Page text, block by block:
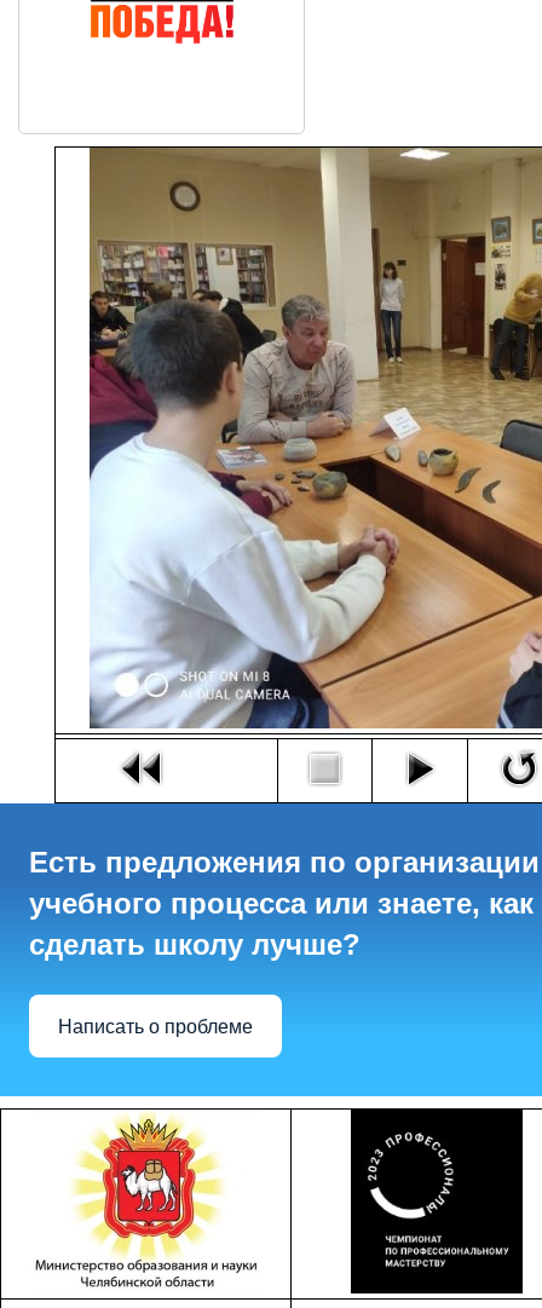
Есть предложения по организации
учебного процесса или знаете, как
сделать школу лучше?
Написать о проблеме